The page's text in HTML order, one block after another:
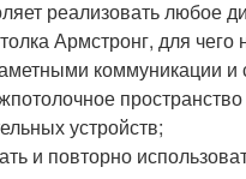
реализовать любое
Армстронг, для чего
коммуникации
устройств;
и повторно